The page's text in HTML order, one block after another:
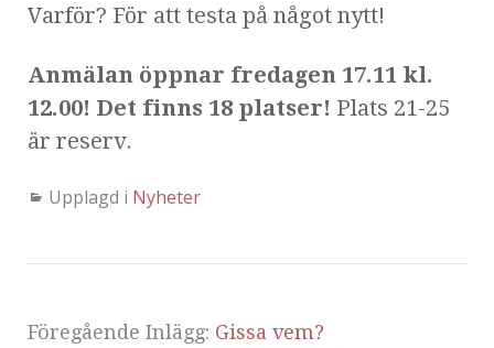
Varför? För att testa på något nytt!
Anmälan öppnar fredagen 17.11 kl.
12.00! Det finns 18 platser! Plats 21-25
är reserv.
Upplagd i Nyheter
Föregående Inlägg: Gissa vem?